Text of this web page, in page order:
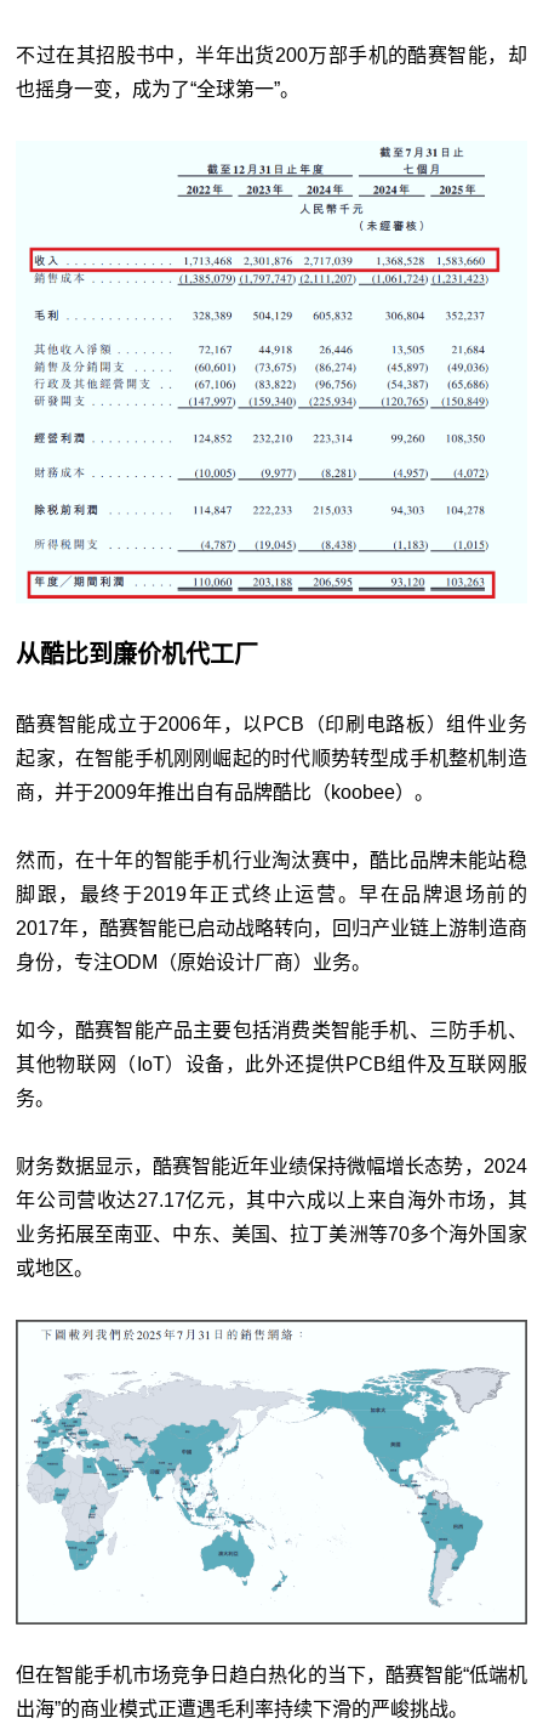
不过在其招股书中，半年出货200万部手机的酷赛智能，却
也摇身一变，成为了“全球第一”。
从酷比到廉价机代工厂
酷赛智能成立于2006年，以PCB（印刷电路板）组件业务
起家，在智能手机刚刚崛起的时代顺势转型成手机整机制造
商，并于2009年推出自有品牌酷比（koobee）。
然而，在十年的智能手机行业淘汰赛中，酷比品牌未能站稳
脚跟，最终于2019年正式终止运营。早在品牌退场前的
2017年，酷赛智能已启动战略转向，回归产业链上游制造商
身份，专注ODM（原始设计厂商）业务。
如今，酷赛智能产品主要包括消费类智能手机、三防手机、
其他物联网（IoT）设备，此外还提供PCB组件及互联网服
务。
财务数据显示，酷赛智能近年业绩保持微幅增长态势，2024
年公司营收达27.17亿元，其中六成以上来自海外市场，其
业务拓展至南亚、中东、美国、拉丁美洲等70多个海外国家
或地区。
但在智能手机市场竞争日趋白热化的当下，酷赛智能“低端机
出海”的商业模式正遭遇毛利率持续下滑的严峻挑战。